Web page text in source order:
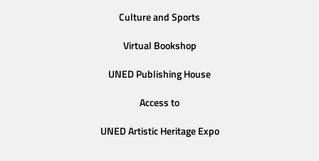
Culture and Sports
Virtual Bookshop
UNED Publishing House
Access to
UNED Artistic Heritage Expo